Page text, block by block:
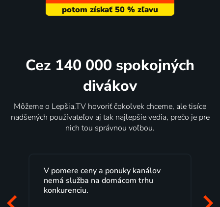
Cez 140 000 spokojných
divákov
Môžeme o Lepšia.TV hovoriť čokoľvek chceme, ale tisíce
nadšených používateľov aj tak najlepšie vedia, prečo je pre
nich tou správnou voľbou.
V pomere ceny a ponuky kanálov
nemá služba na domácom trhu
konkurenciu.